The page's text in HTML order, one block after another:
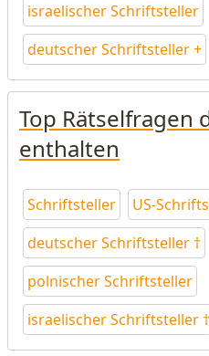
israelischer Schriftsteller
deutscher Schriftsteller +
Top Rätselfragen
enthalten
Schriftsteller
US-
deutscher Schriftsteller †
polnischer Schriftsteller
israelischer Schriftsteller †